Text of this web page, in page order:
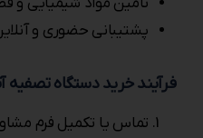
پشتیبانی حضوری و
فرآیند خرید دستگاه تصفیه
تماس یا تکمیل فرم